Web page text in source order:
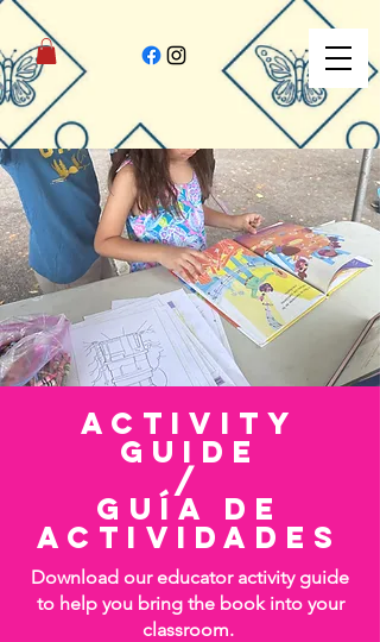
Activity
guide
/
guía de
actividades
Download our educator activity guide
to help you bring the book into your
classroom.